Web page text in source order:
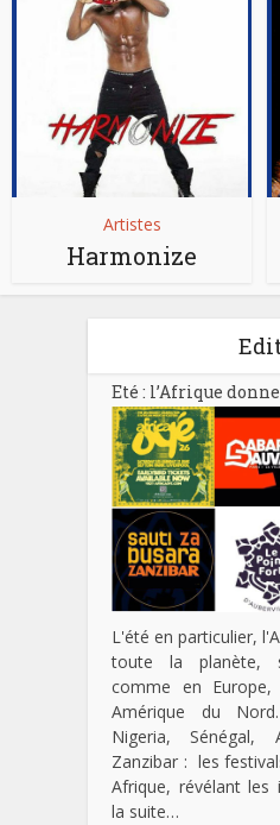
Artistes
Harmonize
Eté : l’Afrique
L'été en particulier,
toute la planète,
comme en
Amérique du
Nigeria, Sénégal,
Zanzibar : les
Afrique, révélant les
la suite…